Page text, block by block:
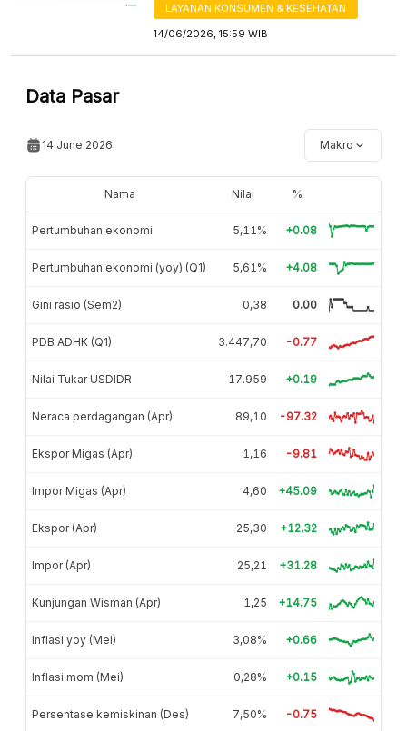
LAYANAN KONSUMEN & KESEHATAN
14/06/2026, 15:59 WIB
Data Pasar
14 June 2026 Makro
Nama Nilai %
Pertumbuhan ekonomi 5,11% +0.08
Pertumbuhan ekonomi (yoy) (Q1) 5,61% +4.08
Gini rasio (Sem2) 0,38 0.00
PDB ADHK (Q1) 3.447,70 -0.77
Nilai Tukar USDIDR 17.959 +0.19
Neraca perdagangan (Apr) 89,10 -97.32
Ekspor Migas (Apr) 1,16 -9.81
Impor Migas (Apr) 4,60 +45.09
Ekspor (Apr) 25,30 +12.32
Impor (Apr) 25,21 +31.28
Kunjungan Wisman (Apr) 1,25 +14.75
Inflasi yoy (Mei) 3,08% +0.66
Inflasi mom (Mei) 0,28% +0.15
Persentase kemiskinan (Des) 7,50% -0.75